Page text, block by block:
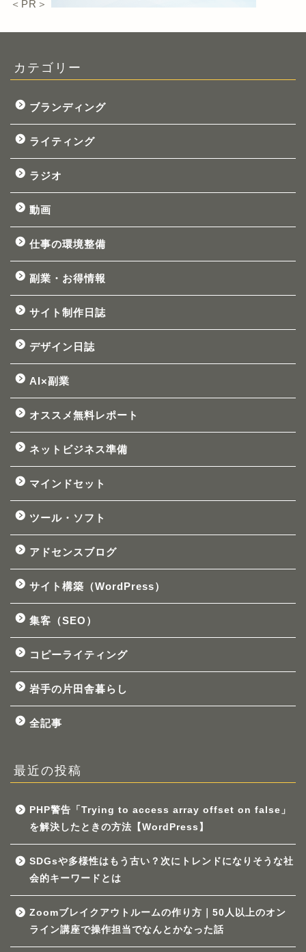
＜PR＞
カテゴリー
ブランディング
ライティング
ラジオ
動画
仕事の環境整備
副業・お得情報
サイト制作日誌
デザイン日誌
AI×副業
オススメ無料レポート
ネットビジネス準備
マインドセット
ツール・ソフト
アドセンスブログ
サイト構築（WordPress）
集客（SEO）
コピーライティング
岩手の片田舎暮らし
全記事
最近の投稿
PHP警告「Trying to access array offset on false」
を解決したときの方法【WordPress】
SDGsや多様性はもう古い？次にトレンドになりそうな社
会的キーワードとは
Zoomブレイクアウトルームの作り方｜50人以上のオン
ライン講座で操作担当でなんとかなった話